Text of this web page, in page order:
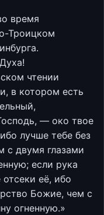
время
Троицком
чтении
в котором есть
— око твое
лучше тебе без
с двумя глазами
если рука
её, ибо
Божие, чем с
огненную.»